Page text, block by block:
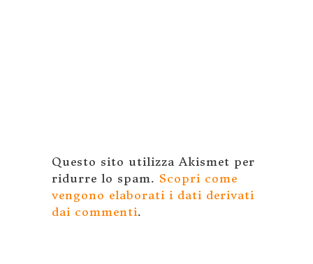
Questo sito utilizza Akismet per
ridurre lo spam. Scopri come
vengono elaborati i dati derivati
dai commenti.